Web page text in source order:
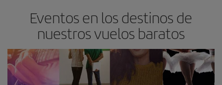
Eventos en los destinos de
nuestros vuelos baratos